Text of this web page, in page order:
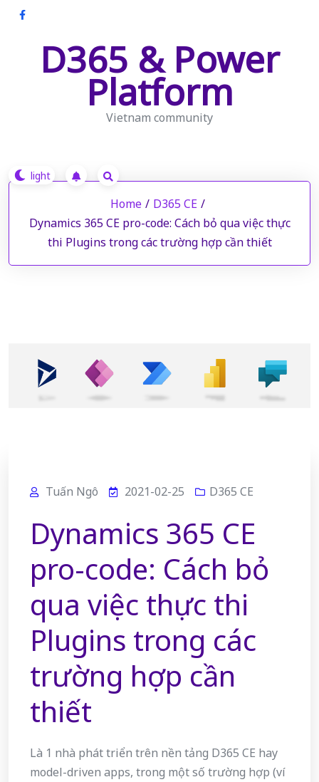
Skip
D365 & Power
Platform
Vietnam community
Home / D365 CE /
Dynamics 365 CE pro-code: Cách bỏ qua việc thực
thi Plugins trong các trường hợp cần thiết
Tuấn Ngô 2021-02-25 D365 CE
Dynamics 365 CE
pro-code: Cách bỏ
qua việc thực thi
Plugins trong các
trường hợp cần
thiết
Là 1 nhà phát triển trên nền tảng D365 CE hay
model-driven apps, trong một số trường hợp (ví